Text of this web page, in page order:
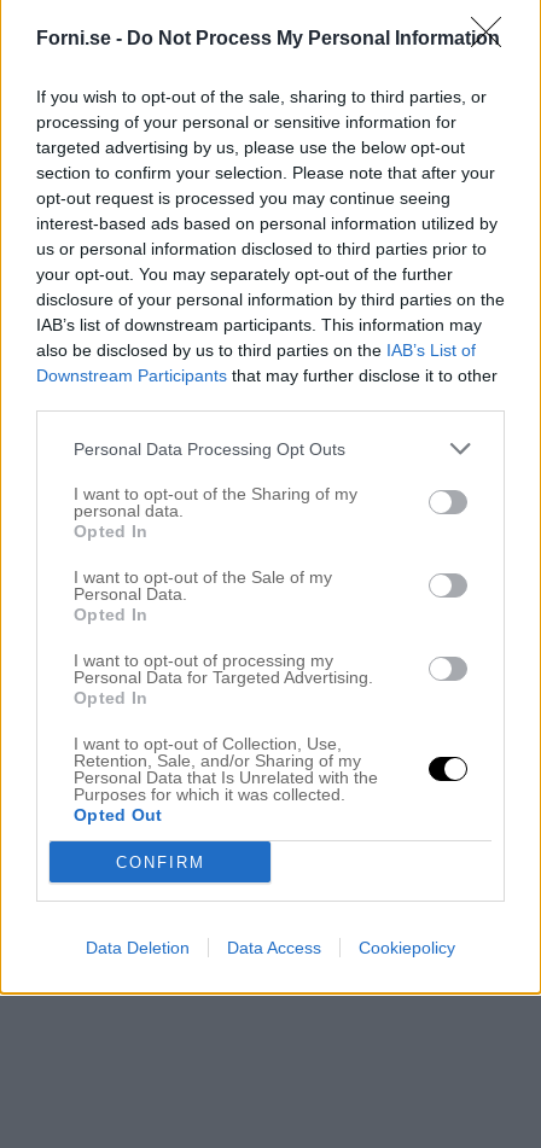
Forni.se - Do Not Process My Personal Information
If you wish to opt-out of the sale, sharing to third parties, or
processing of your personal or sensitive information for
targeted advertising by us, please use the below opt-out
section to confirm your selection. Please note that after your
opt-out request is processed you may continue seeing
interest-based ads based on personal information utilized by
us or personal information disclosed to third parties prior to
your opt-out. You may separately opt-out of the further
disclosure of your personal information by third parties on the
IAB’s list of downstream participants. This information may
also be disclosed by us to third parties on the IAB’s List of
Downstream Participants that may further disclose it to other
Personal Data Processing Opt Outs
I want to opt-out of the Sharing of my
personal data.
Opted In
I want to opt-out of the Sale of my
Personal Data.
Opted In
I want to opt-out of processing my
Personal Data for Targeted Advertising.
Opted In
I want to opt-out of Collection, Use,
Retention, Sale, and/or Sharing of my
Personal Data that Is Unrelated with the
Purposes for which it was collected.
Opted Out
CONFIRM
Data Deletion Data Access Cookiepolicy